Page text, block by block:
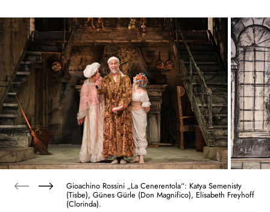
Gioachino Rossini „La Cenerentola“: Katya Semenisty
(Tisbe), Günes Gürle (Don Magnifico), Elisabeth Freyhoff
(Clorinda).